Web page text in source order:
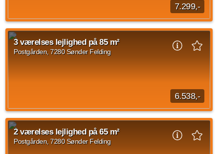
7.299,-
Noget om afdelingen Afdelingens boliger er rækkehuse med
egen have centralt beliggende. Der er mulighed for leje af
værelse til overnattende gæster...
Kilde: FællesBo
3 værelses lejlighed på 85 m²
Postgården, 7280 Sønder Felding
6.538,-
Noget om afdelingen Afdelingens boliger er rækkehuse med
egen have centralt beliggende. Der er mulighed for leje af
værelse til overnattende gæster...
Kilde: FællesBo
2 værelses lejlighed på 65 m²
Postgården, 7280 Sønder Felding